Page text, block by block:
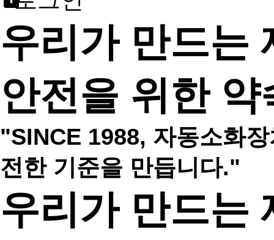
우리가 만드는
안전을 위한
"SINCE 1988, 자동소화
전한 기준을 만듭니다."
우리가 만드는